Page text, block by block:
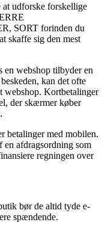
udforske forskellige
SORT forinden du
skaffe sig den mest
en webshop tilbyder en
kan det ofte
webshop. Kortbetalinger
der skærmer køber
betalinger med mobilen.
en afdragsordning som
regningen over
bør de altid tyde e-
spændende.